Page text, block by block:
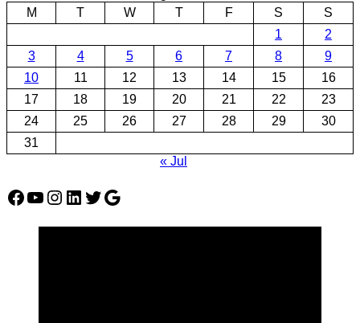
M
T W T F S
S
1
2
3
4 5 6 7 8
9
10
11 12 13 14 15
16
17
18 19 20 21 22
23
24
25 26 27 28 29
30
31
« Jul
Facebook
YouTube
Instagram
LinkedIn
Twitter
Google